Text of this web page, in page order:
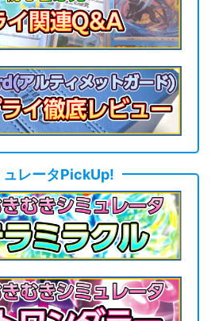
ュレータPickUp!